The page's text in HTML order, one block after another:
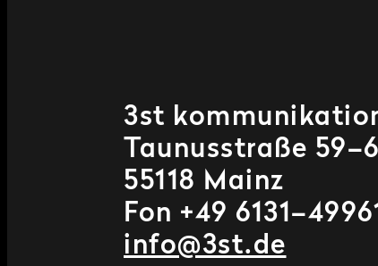
3st
Taunusstraße
55118 Mainz
Fon +49
info@3st.de